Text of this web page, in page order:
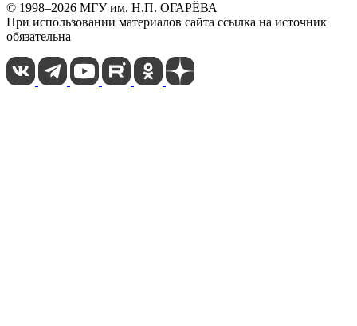
© 1998–2026 МГУ им. Н.П. ОГАРЁВА
При использовании материалов сайта ссылка на источник
обязательна